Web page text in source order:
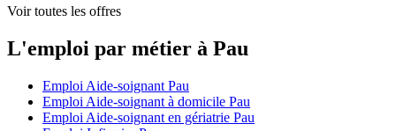
Voir toutes les offres
L'emploi par métier à Pau
Emploi Aide-soignant Pau
Emploi Aide-soignant à domicile Pau
Emploi Aide-soignant en gériatrie Pau